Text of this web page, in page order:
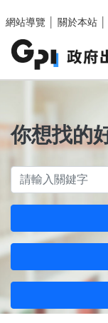
網站導覽
關於本站
你想找的